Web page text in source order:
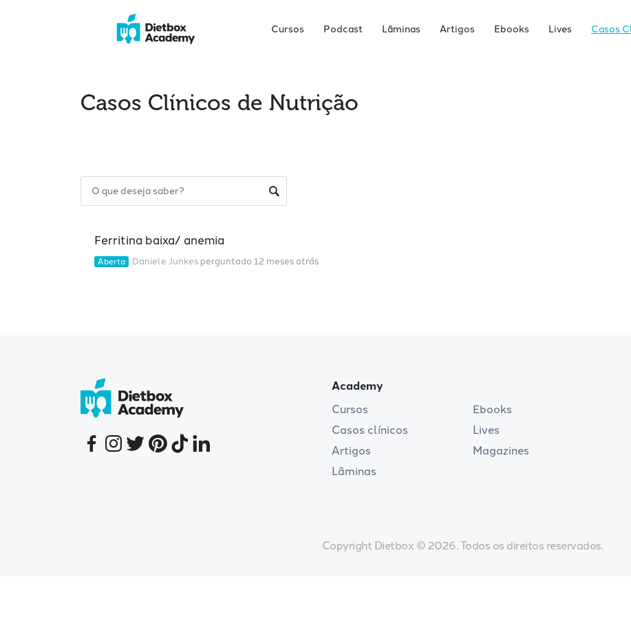
Cursos Podcast Lâminas Artigos Ebooks Lives Casos
Casos Clínicos de Nutrição
Ferritina baixa/ anemia
Aberta Daniele Junkes perguntado 12 meses atrás
Academy
Cursos
Casos clínicos
Artigos
Lâminas
Ebooks
Lives
Magazines
Copyright Dietbox © 2026. Todos os direitos reservados.